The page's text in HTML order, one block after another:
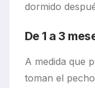
dormido
De 1 a 3
A medida que
toman el